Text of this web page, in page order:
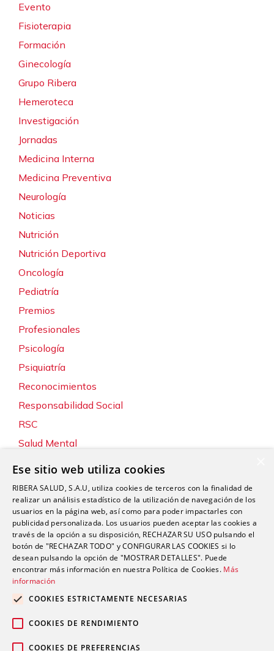
Evento
Fisioterapia
Formación
Ginecología
Grupo Ribera
Hemeroteca
Investigación
Jornadas
Medicina Interna
Medicina Preventiva
Neurología
Noticias
Nutrición
Nutrición Deportiva
Oncología
Pediatría
Premios
Profesionales
Psicología
Psiquiatría
Reconocimientos
Responsabilidad Social
RSC
Salud Mental
Servicios
Sostenibilidad y Medio Ambiente
Tecnología
Traumatología y Cirugía Ortopédica
Unidad de Tráfico
Urgencias
Urología
Ese sitio web utiliza cookies
RIBERA SALUD, S.A.U, utiliza cookies de terceros con la finalidad de
realizar un análisis estadístico de la utilización de navegación de los
usuarios en la página web, así como para poder impactarles con
publicidad personalizada. Los usuarios pueden aceptar las cookies a
través de la opción a su disposición, RECHAZAR SU USO pulsando el
botón de "RECHAZAR TODO" y CONFIGURAR LAS COOKIES si lo
desean pulsando la opción de "MOSTRAR DETALLES". Puede
encontrar más información en nuestra Política de Cookies. Más
información
COOKIES ESTRICTAMENTE NECESARIAS
COOKIES DE RENDIMIENTO
COOKIES DE PREFERENCIAS